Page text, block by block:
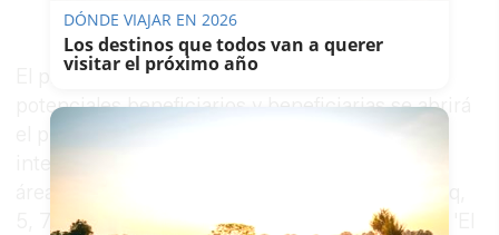
El plazo para la admisión de solicitudes de
potenciales beneficiarios y beneficiarias se abrirá
el próximo día 7 de noviembre. Las personas
5, 7 y 9) y en el centro municipal de formación 'El
DÓNDE VIAJAR EN 2026
Los destinos que todos van a querer
visitar el próximo año